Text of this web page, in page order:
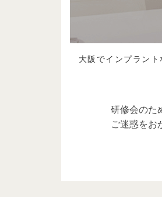
大阪でインプラン
研修会のた
ご迷惑をお